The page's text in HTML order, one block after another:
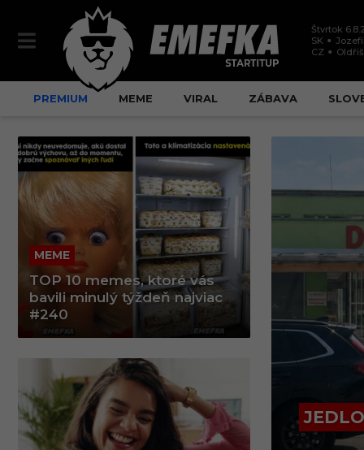
Štvrtok
SK
CZ
PREMIUM MEME VIRAL ZÁBAVA
MEME
TOP 10 memes, ktoré vás
bavili minulý týždeň najviac
#240
JEDLO